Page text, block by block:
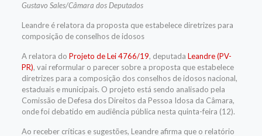
Gustavo Sales/Câmara dos Deputados
Leandre é relatora da proposta que estabelece diretrizes para
composição de conselhos de idosos
A relatora do Projeto de Lei 4766/19, deputada Leandre (PV-
PR), vai reformular o parecersobre a proposta que estabelece
diretrizes para a composição dos conselhos de idosos nacional,
estaduais e municipais. O projeto está sendo analisado pela
Comissão de Defesa dos Direitos da Pessoa Idosa da Câmara,
onde foi debatido em audiência pública nesta quinta-feira (12).
Ao receber críticas e sugestões, Leandre afirma que o relatório